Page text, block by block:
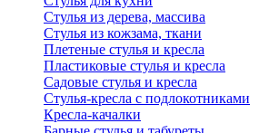
Стулья из дерева, массива
Стулья из кожзама, ткани
Плетеные стулья и кресла
Пластиковые стулья и кресла
Садовые стулья и кресла
Стулья-кресла с подлокотниками
Кресла-качалки